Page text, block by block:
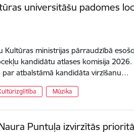
universitāšu padomes
Kultūras ministrijas pārraudzībā esošo
kandidātu atlases komisija 2026.
par atbalstāmā kandidāta virzīšanu…
Mūzika
Puntuļa izvirzītās